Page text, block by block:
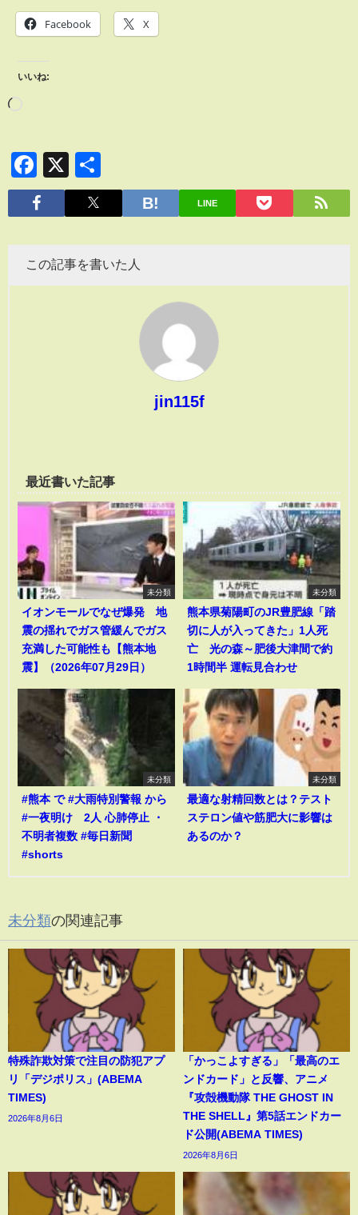
Facebook X
いいね:
Facebook
X
有
LINE
この記事を書いた人
jin115f
最近書いた記事
未分類
イオンモールでなぜ爆発 地
震の揺れでガス管緩んでガス
充満した可能性も【熊本地
震】（2026年07月29日）
未分類
熊本県菊陽町のJR豊肥線「踏
切に人が入ってきた」1人死
亡 光の森～肥後大津間で約
1時間半 運転見合わせ
未分類
#熊本 で #大雨特別警報 から
#一夜明け 2人 心肺停止 ・
不明者複数 #毎日新聞
#shorts
未分類
最適な射精回数とは？テスト
ステロン値や筋肥大に影響は
あるのか？
未分類の関連記事
特殊詐欺対策で注目の防犯アプ
リ「デジポリス」(ABEMA
TIMES)
2026年8月6日
「かっこよすぎる」「最高のエ
ンドカード」と反響、アニメ
『攻殻機動隊 THE GHOST IN
THE SHELL』第5話エンドカー
ド公開(ABEMA TIMES)
2026年8月6日